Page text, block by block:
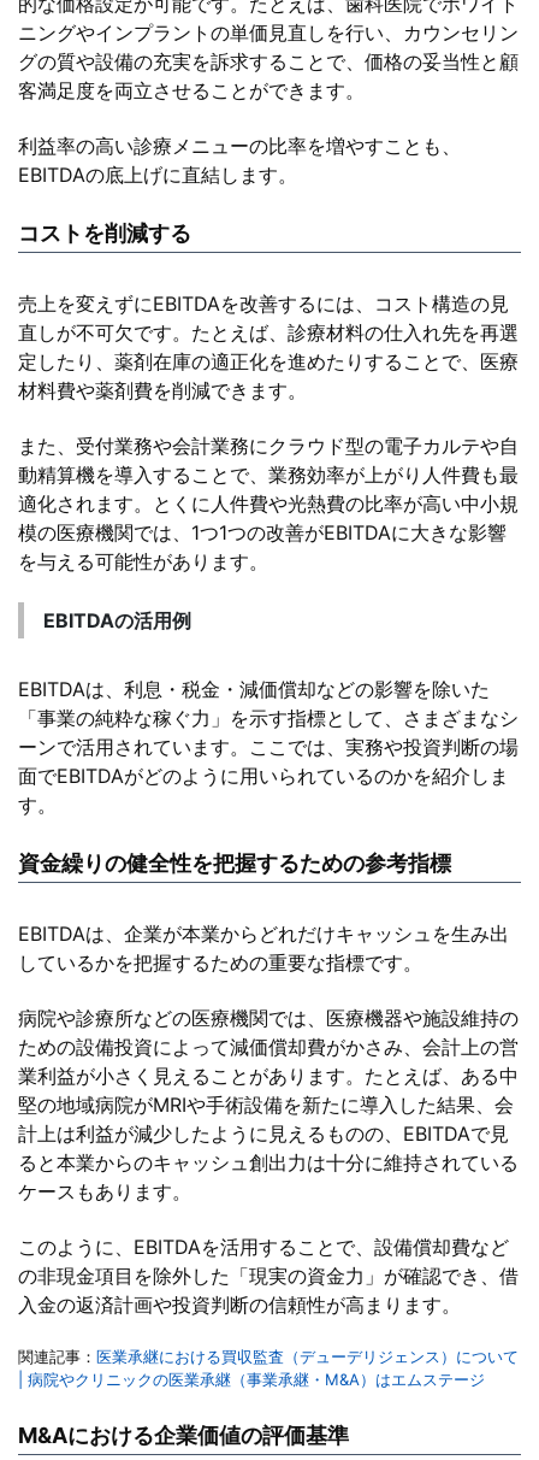
ニングやインプラントの単価見直しを行い、カウンセリン
グの質や設備の充実を訴求することで、価格の妥当性と顧
客満足度を両立させることができます。
利益率の高い診療メニューの比率を増やすことも、
EBITDAの底上げに直結します。
コストを削減する
売上を変えずにEBITDAを改善するには、コスト構造の見
直しが不可欠です。たとえば、診療材料の仕入れ先を再選
定したり、薬剤在庫の適正化を進めたりすることで、医療
材料費や薬剤費を削減できます。
また、受付業務や会計業務にクラウド型の電子カルテや自
動精算機を導入することで、業務効率が上がり人件費も最
適化されます。とくに人件費や光熱費の比率が高い中小規
模の医療機関では、1つ1つの改善がEBITDAに大きな影響
を与える可能性があります。
EBITDAの活用例
EBITDAは、利息・税金・減価償却などの影響を除いた
「事業の純粋な稼ぐ力」を示す指標として、さまざまなシ
ーンで活用されています。ここでは、実務や投資判断の場
面でEBITDAがどのように用いられているのかを紹介しま
す。
資金繰りの健全性を把握するための参考指標
EBITDAは、企業が本業からどれだけキャッシュを生み出
しているかを把握するための重要な指標です。
病院や診療所などの医療機関では、医療機器や施設維持の
ための設備投資によって減価償却費がかさみ、会計上の営
業利益が小さく見えることがあります。たとえば、ある中
堅の地域病院がMRIや手術設備を新たに導入した結果、会
計上は利益が減少したように見えるものの、EBITDAで見
ると本業からのキャッシュ創出力は十分に維持されている
ケースもあります。
このように、EBITDAを活用することで、設備償却費など
の非現金項目を除外した「現実の資金力」が確認でき、借
入金の返済計画や投資判断の信頼性が高まります。
関連記事： 医業承継における買収監査（デューデリジェンス）について
| 病院やクリニックの医業承継（事業承継・M&A）はエムステージ
M&Aにおける企業価値の評価基準